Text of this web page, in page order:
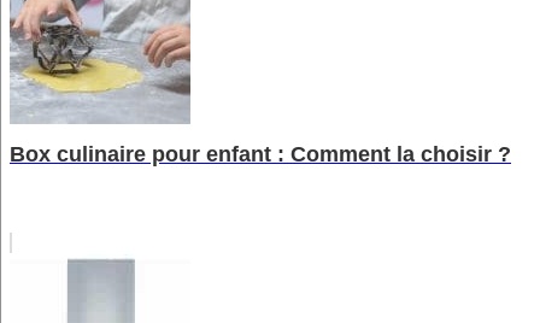
Box culinaire pour enfant : Comment la choisir ?